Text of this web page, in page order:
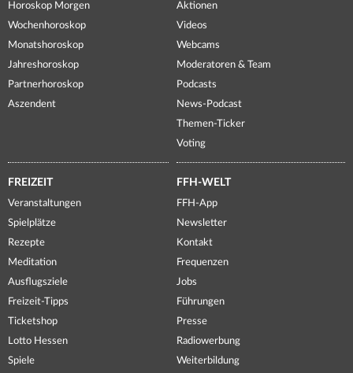
Horoskop Morgen
Wochenhoroskop
Monatshoroskop
Jahreshoroskop
Partnerhoroskop
Aszendent
Aktionen
Videos
Webcams
Moderatoren & Team
Podcasts
News-Podcast
Themen-Ticker
Voting
FREIZEIT
Veranstaltungen
Spielplätze
Rezepte
Meditation
Ausflugsziele
Freizeit-Tipps
Ticketshop
Lotto Hessen
Spiele
FFH-WELT
FFH-App
Newsletter
Kontakt
Frequenzen
Jobs
Führungen
Presse
Radiowerbung
Weiterbildung